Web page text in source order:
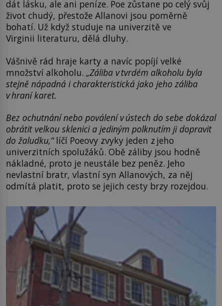
dát lásku, ale ani peníze. Poe zůstane po celý svůj
život chudý, přestože Allanovi jsou poměrně
bohatí. Už když studuje na univerzitě ve
Virginii literaturu, dělá dluhy.
Vášnivě rád hraje karty a navíc popíjí velké
množství alkoholu. „Záliba v tvrdém alkoholu byla
stejně nápadná i charakteristická jako jeho záliba
v hraní karet.
Bez ochutnání nebo poválení v ústech do sebe dokázal
obrátit velkou sklenici a jediným polknutím ji dopravit
do žaludku,“líčí Poeovy zvyky jeden z jeho
univerzitních spolužáků. Obě záliby jsou hodně
nákladné, proto je neustále bez peněz. Jeho
nevlastní bratr, vlastní syn Allanových, za něj
odmítá platit, proto se jejich cesty brzy rozejdou.